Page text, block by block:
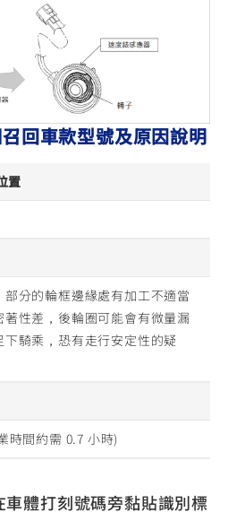
回車款型號及原因說明
置
分的輪框邊緣處有加工不適當
性差，後輪圈可能會有微量漏
騎乘，恐有走行安定性的疑
時間約需 0.7 小時)
體打刻號碼旁黏貼識別標